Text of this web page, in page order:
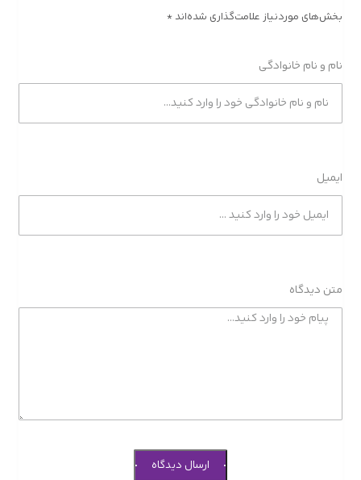
بخش‌های موردنیاز علامت‌گذاری شده‌اند *
نام و نام خانوادگی
ایمیل
متن دیدگاه
ارسال دیدگاه